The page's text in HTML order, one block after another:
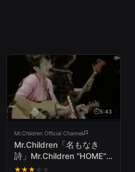
5:43
Mr.Children Official Channel
Mr.Children「名もなき
詩」Mr.Children "HOME"
TOUR 2007 ～in the field
★★★ ★ ★